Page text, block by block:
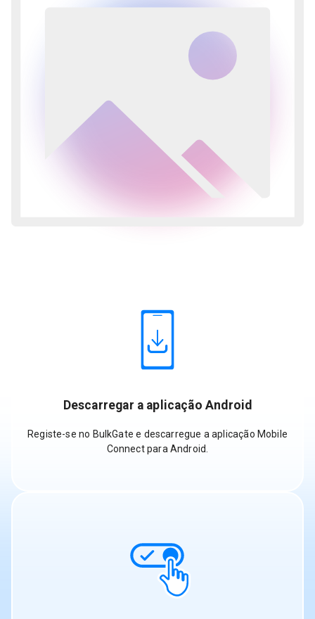
Descarregar a aplicação Android
Registe-se no BulkGate e descarregue a aplicação Mobile
Connect para Android.